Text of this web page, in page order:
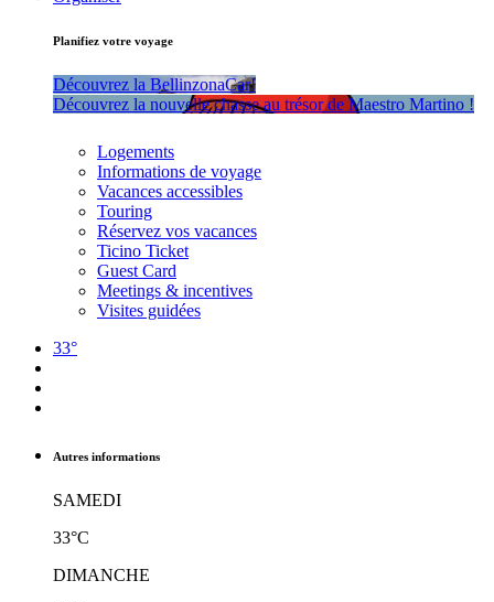
Planifiez votre voyage
Découvrez la BellinzonaCar!
Découvrez la nouvelle chasse au trésor de Maestro Martino !
Logements
Informations de voyage
Vacances accessibles
Touring
Réservez vos vacances
Ticino Ticket
Guest Card
Meetings & incentives
Visites guidées
33°
Autres informations
SAMEDI
33°C
DIMANCHE